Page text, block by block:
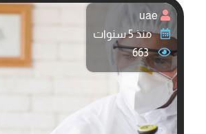
uae
منذ 5 سنوات
663